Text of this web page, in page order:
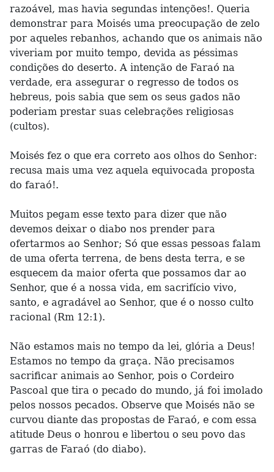
razoável, mas havia segundas intenções!. Queria
demonstrar para Moisés uma preocupação de zelo
por aqueles rebanhos, achando que os animais não
viveriam por muito tempo, devida as péssimas
condições do deserto. A intenção de Faraó na
verdade, era assegurar o regresso de todos os
hebreus, pois sabia que sem os seus gados não
poderiam prestar suas celebrações religiosas
(cultos).
Moisés fez o que era correto aos olhos do Senhor:
recusa mais uma vez aquela equivocada proposta
do faraó!.
Muitos pegam esse texto para dizer que não
devemos deixar o diabo nos prender para
ofertarmos ao Senhor; Só que essas pessoas falam
de uma oferta terrena, de bens desta terra, e se
esquecem da maior oferta que possamos dar ao
Senhor, que é a nossa vida, em sacrifício vivo,
santo, e agradável ao Senhor, que é o nosso culto
racional (Rm 12:1).
Não estamos mais no tempo da lei, glória a Deus!
Estamos no tempo da graça. Não precisamos
sacrificar animais ao Senhor, pois o Cordeiro
Pascoal que tira o pecado do mundo, já foi imolado
pelos nossos pecados. Observe que Moisés não se
curvou diante das propostas de Faraó, e com essa
atitude Deus o honrou e libertou o seu povo das
garras de Faraó (do diabo).